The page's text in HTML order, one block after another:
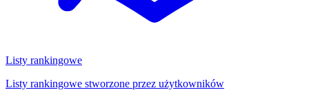
Listy rankingowe
Listy rankingowe stworzone przez użytkowników